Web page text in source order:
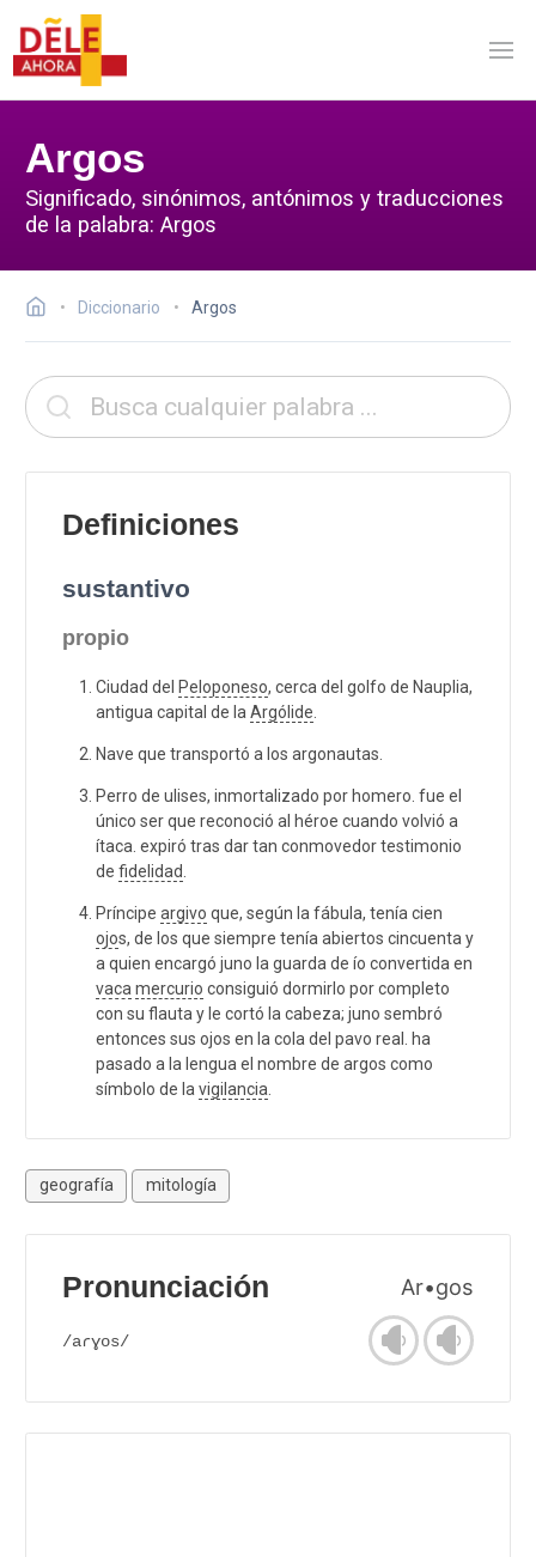
Argos
Significado, sinónimos, antónimos y traducciones
de la palabra: Argos
Diccionario Argos
Definiciones
sustantivo
propio
Ciudad del Peloponeso, cerca del golfo de Nauplia,
antigua capital de la Argólide
Nave que transportó a los argonautas.
Perro de ulises, inmortalizado por homero. fue el
único ser que reconoció al héroe cuando volvió a
ítaca. expiró tras dar tan conmovedor testimonio
de fidelidad
Príncipe argivo que, según la fábula, tenía cien
ojos, de los que siempre tenía abiertos cincuenta y
a quien encargó juno la guarda de ío convertida en
vaca mercurio consiguió dormirlo por completo
con su flauta y le cortó la cabeza; juno sembró
entonces sus ojos en la cola del pavo real. ha
pasado a la lengua el nombre de argos como
símbolo de la vigilancia
geografía mitología
Pronunciación Ar•gos
/aɾɣos/